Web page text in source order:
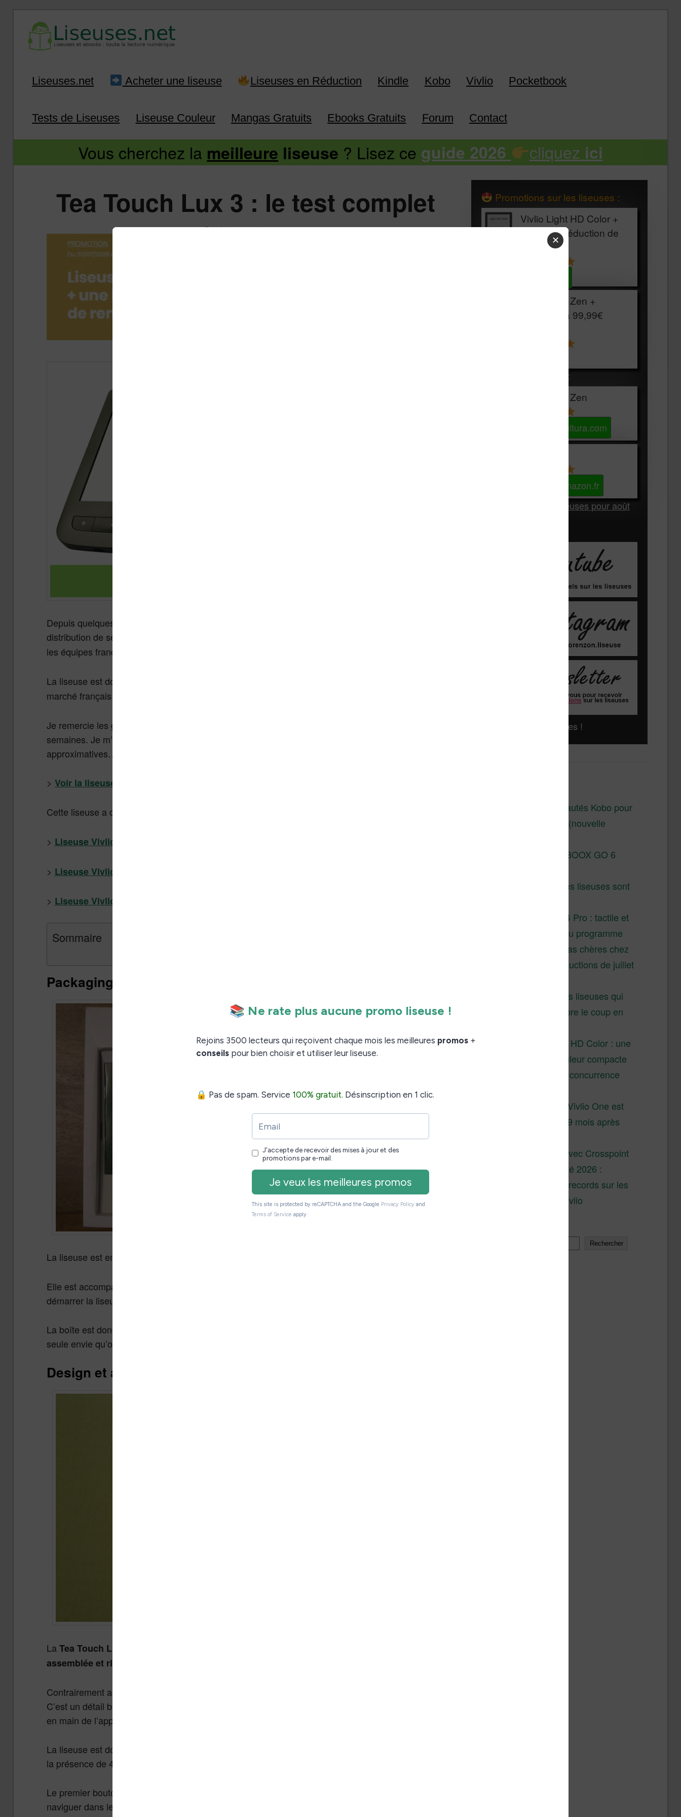
Infos sur les liseuses Kindle, Kobo, Vivlio, Pocketbook
Liseuses.net Acheter une liseuse Liseuses en Réduction Kindle Kobo Vivlio Pocketbook
Tests de Liseuses Liseuse Couleur Mangas Gratuits Ebooks Gratuits Forum Contact
Vous cherchez la meilleure liseuse ? Lisez ce guide 2026 cliquez ici
Tea Touch Lux 3 : le test complet
Publié le20 novembre 2015
Depuis quelques mois, la société Pocketbook a noué des liens avec d’autres entreprises pour la
distribution de ses liseuses. Cette liseuse
les équipes françaises de « tea » (
La liseuse est donc une
marché français et au service proposé par « tea » : sa librairie.
Je remercie les gens de « tea » pour m’avoir permis de tester cette liseuse pendant deux
semaines. Je m’excuse aussi pour la qualité des photos qui sont une fois de plus très
approximatives…
> Voir la liseuse Tea Touch Lux 3 chez Cultura.fr
Cette liseuse a depuis été remplacée par la
> Liseuse Vivlio Touch Lux 4 chez Cultura
> Liseuse Vivlio Touch Lux 4 chez Boulanger
> Liseuse Vivlio Touch Lux 4 chez Cdiscount
Sommaire
Packaging est emballage
La liseuse est emballée dans une boîte en carton léger qui présente la machine.
Elle est accompagnée d’un câble USB et d’un mode d’emploi succin qui explique comment
démarrer la liseuse.
La boîte est donc simple et légère et va uniquement à l’essentiel. De toute façon, à ce stade la
seule envie qu’on a c’est de démarrer et de commencer à lire !
Design et apparence de la liseuse Tea Touch Lux 3
La Tea Touch Lux 3
assemblée et rigide
Contrairement au reste de la machine, le dos est fait dans une matière plastique douce au touché.
C’est un détail bien venu puisque en plus de la sensation agréable, cela permet une bonne prise
en main de l’appareil lors de sa manipulation.
La liseuse est dotée d’un écran 6 pouces tactile. Pourtant, la première chose qu’on remarque c’est
la présence de 4 boutons sous l’écran.
Le premier bouton permet de revenir à l’accueil, les deux suivants servent à tourner les pages et à
naviguer dans les menus et le dernier ouvre un menu (préférences).
Promotions sur les liseuses :
Vivlio Light HD Color +
HOUSSE réduction de
Vivlio Light Zen +
HOUSSE à 99,99€
Les accessibles :
Vivlio Light Zen
Voir sur Cultura.com
Voir sur Amazon.fr
Les Meilleures liseuses pour août
Liseuses pas chères !
Les nouveautés Kobo pour
la fin 2026 (nouvelle
Test de la BOOX GO 6
Pourquoi les liseuses sont
XTEINK X4 Pro : tactile et
éclairage au programme
Liseuses pas chères chez
Vivlio – réductions de juillet
3 anciennes liseuses qui
valent encore le coup en
Vivlio Light HD Color : une
liseuse couleur compacte
à prix défiant toute concurrence
La liseuse Vivlio One est
un succès 9 mois après
XTEINK X4 : test avec Crosspoint
Soldes d’été 2026 :
réductions records sur les
liseuses Kobo et Vivlio
Rechercher
✕